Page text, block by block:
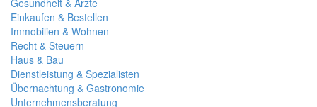
Gesundheit & Ärzte
Einkaufen & Bestellen
Immobilien & Wohnen
Recht & Steuern
Haus & Bau
Dienstleistung & Spezialisten
Übernachtung & Gastronomie
Unternehmensberatung